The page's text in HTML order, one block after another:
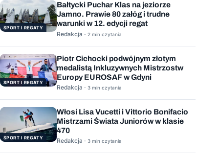
SPORT I REGATY
Bałtycki Puchar Klas na jeziorze
Jamno. Prawie 80 załóg i trudne
warunki w 12. edycji regat
Redakcja · 2 min czytania
SPORT I REGATY
Piotr Cichocki podwójnym złotym
medalistą Inkluzywnych Mistrzostw
Europy EUROSAF w Gdyni
Redakcja · 3 min czytania
SPORT I REGATY
Włosi Lisa Vucetti i Vittorio Bonifacio
Mistrzami Świata Juniorów w klasie
470
Redakcja · 3 min czytania